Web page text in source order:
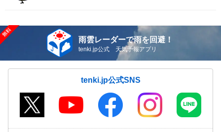
雨雲レーダーで雨を回避！
tenki.jp公式 天気予報アプリ
tenki.jp公式SNS